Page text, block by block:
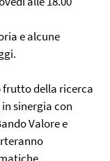
e alcune
frutto della ricerca
in sinergia con
Valore e